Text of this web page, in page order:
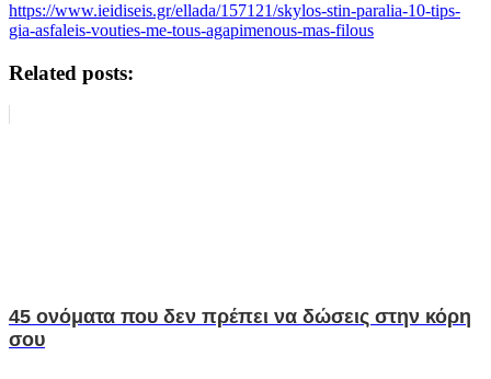
https://www.ieidiseis.gr/ellada/157121/skylos-stin-paralia-10-tips-
gia-asfaleis-vouties-me-tous-agapimenous-mas-filous
Related posts:
45 ονόματα που δεν πρέπει να δώσεις στην κόρη
σου